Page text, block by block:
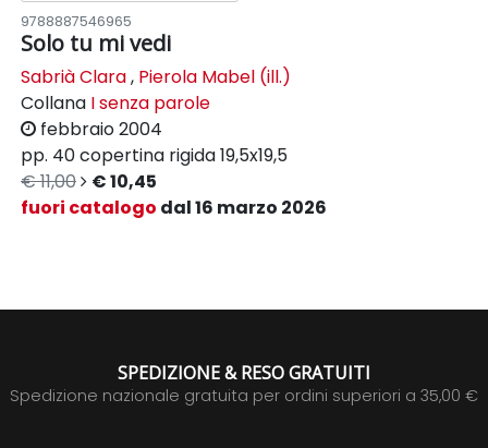
9788887546965
Solo tu mi vedi
Sabrià Clara, Pierola Mabel (ill.)
Collana I senza parole
febbraio 2004
pp. 40copertina rigida19,5x19,5
€ 11,00
€ 10,45
fuori catalogo dal 16 marzo 2026
SPEDIZIONE & RESO GRATUITI
Spedizione nazionale gratuita per ordini superiori a 35,00 €